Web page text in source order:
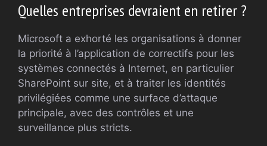
Quelles entreprises devraient en retirer ?
Microsoft a exhorté les organisations à donner
la priorité à l’application de correctifs pour les
systèmes connectés à Internet, en particulier
SharePoint sur site, et à traiter les identités
privilégiées comme une surface d’attaque
principale, avec des contrôles et une
surveillance plus stricts.